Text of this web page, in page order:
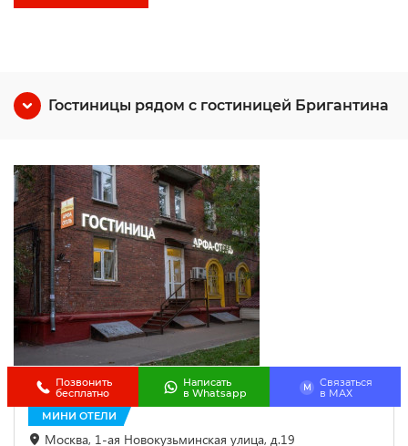
Гостиницы рядом с гостиницей Бригантина
Арфа-отель на Рязанском проспекте
МИНИ ОТЕЛИ
Москва, 1-ая Новокузьминская улица, д.19
Позвонить
бесплатно
Написать
в Whatsapp
M
Связаться
в МАХ